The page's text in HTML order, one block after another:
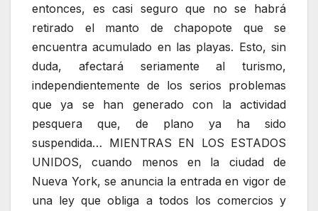
entonces, es casi seguro que no se habrá
retirado el manto de chapopote que se
encuentra acumulado en las playas. Esto, sin
duda, afectará seriamente al turismo,
independientemente de los serios problemas
que ya se han generado con la actividad
pesquera que, de plano ya ha sido
suspendida… MIENTRAS EN LOS ESTADOS
UNIDOS, cuando menos en la ciudad de
Nueva York, se anuncia la entrada en vigor de
una ley que obliga a todos los comercios y